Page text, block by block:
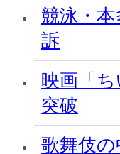
競泳・
訴
映画「ち
突破
歌舞伎